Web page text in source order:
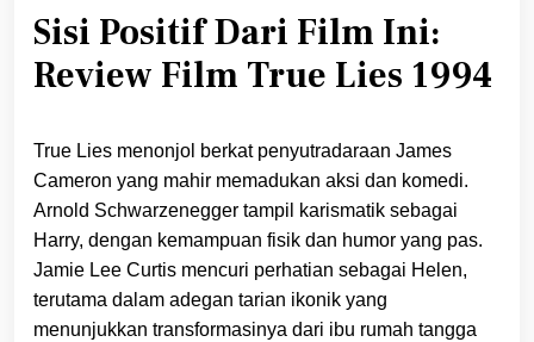
Sisi Positif Dari Film Ini:
Review Film True Lies 1994
True Lies menonjol berkat penyutradaraan James
Cameron yang mahir memadukan aksi dan komedi.
Arnold Schwarzenegger tampil karismatik sebagai
Harry, dengan kemampuan fisik dan humor yang pas.
Jamie Lee Curtis mencuri perhatian sebagai Helen,
terutama dalam adegan tarian ikonik yang
menunjukkan transformasinya dari ibu rumah tangga